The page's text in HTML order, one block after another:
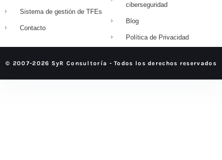
Sistema de gestión de TFEs
Contacto
ciberseguridad
Blog
Política de Privacidad
© 2007-2026 SyR Consultoría - Todos los derechos reservados